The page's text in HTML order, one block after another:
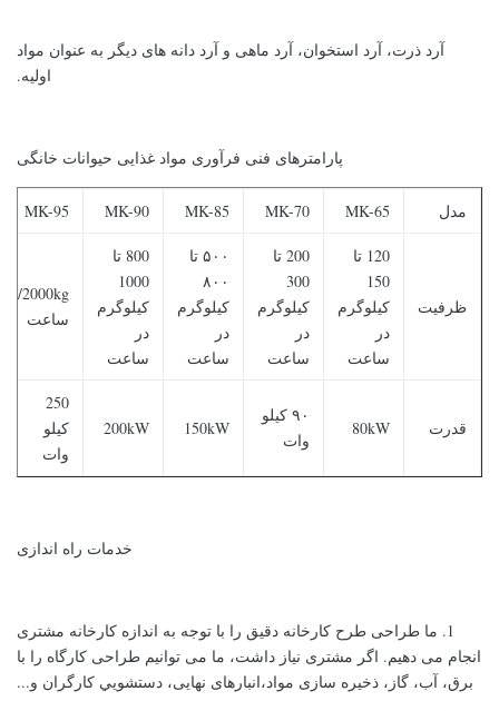
آرد ذرت، آرد استخوان، آرد ماهی و آرد دانه های دیگر به عنوان مواد
اولیه.
پارامترهای فنی فرآوری مواد غذایی حیوانات خانگی
مدل MK-65
MK-70
MK-85
MK-90
MK-95
ظرفیت
120 تا
150
کیلوگرم
در
ساعت
200 تا
300
کیلوگرم
در
ساعت
۵۰۰ تا
۸۰۰
کیلوگرم
در
ساعت
800 تا
1000
کیلوگرم
در
ساعت
2000kg/
ساعت
قدرت 80kW
۹۰ کیلو
وات
150kW
200kW
250
کیلو
وات
خدمات راه اندازی
1. ما طراحی طرح کارخانه دقیق را با توجه به اندازه کارخانه مشتری
انجام می دهیم. اگر مشتری نیاز داشت، ما می توانیم طراحی کارگاه را با
برق، آب، گاز، ذخیره سازی مواد،انبارهای نهایی، دستشويي کارگران و...